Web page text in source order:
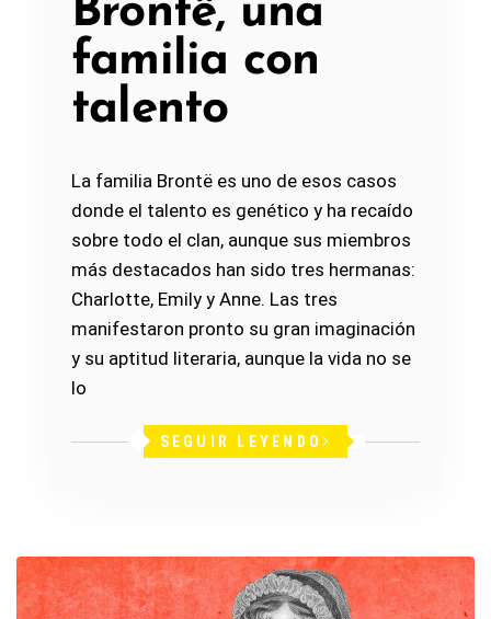
Brontë, una
familia con
talento
La familia Brontë es uno de esos casos
donde el talento es genético y ha recaído
sobre todo el clan, aunque sus miembros
más destacados han sido tres hermanas:
Charlotte, Emily y Anne. Las tres
manifestaron pronto su gran imaginación
y su aptitud literaria, aunque la vida no se
lo
SEGUIR LEYENDO